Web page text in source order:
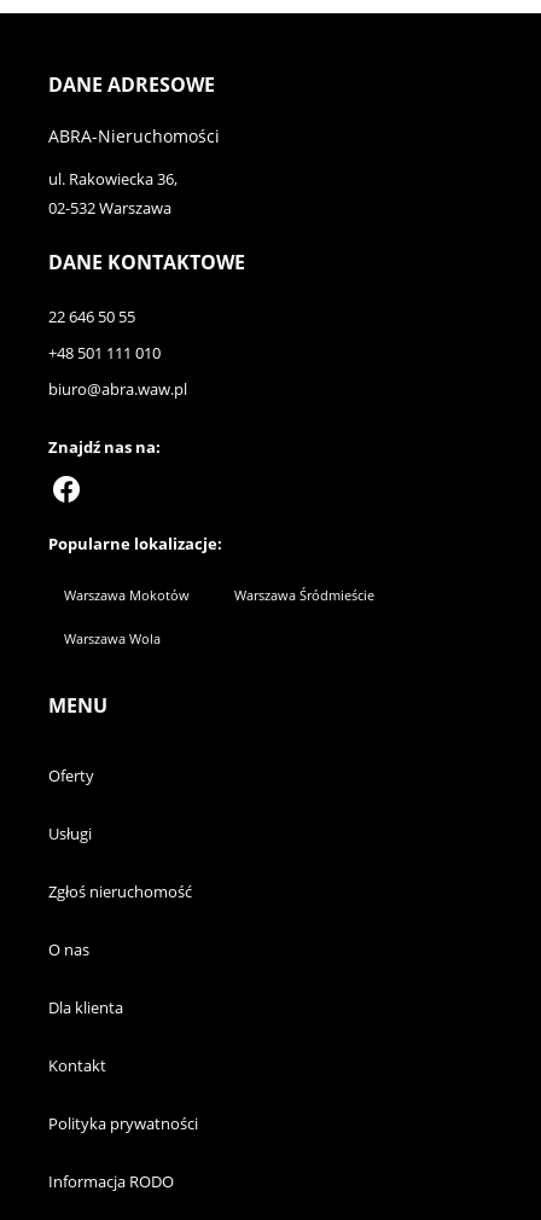
DANE ADRESOWE
ABRA-Nieruchomości
ul. Rakowiecka 36,
02-532 Warszawa
DANE KONTAKTOWE
22 646 50 55
+48 501 111 010
biuro@abra.waw.pl
Znajdź nas na:
Popularne lokalizacje:
Warszawa Mokotów Warszawa Śródmieście
Warszawa Wola
MENU
Oferty
Usługi
Zgłoś nieruchomość
O nas
Dla klienta
Kontakt
Polityka prywatności
Informacja RODO